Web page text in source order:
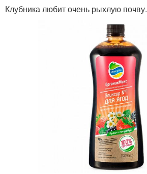
Клубника любит очень рыхлую почву.